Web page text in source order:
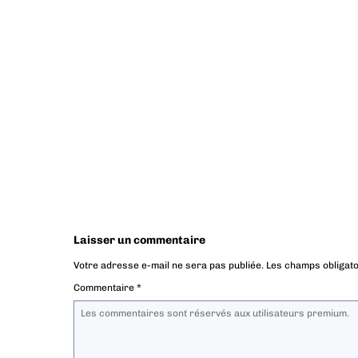
Laisser un commentaire
Votre adresse e-mail ne sera pas publiée. Les champs
Commentaire *